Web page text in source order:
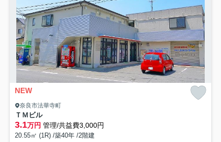
NEW
奈良市法華寺町
ＴＭビル
3.1万円 管理/共益費3,000円
20.55㎡ (1R) /築40年 /2階建